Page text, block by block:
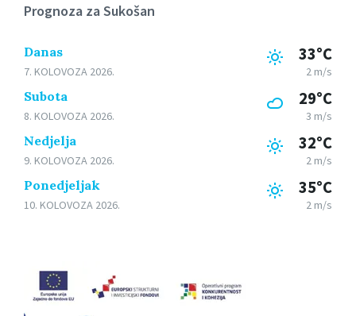
Prognoza za Sukošan
Danas
7. KOLOVOZA 2026.
33°C
2 m/s
Subota
8. KOLOVOZA 2026.
29°C
3 m/s
Nedjelja
9. KOLOVOZA 2026.
32°C
2 m/s
Ponedjeljak
10. KOLOVOZA 2026.
35°C
2 m/s